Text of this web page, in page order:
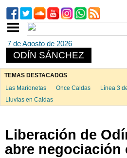
7 de Agosto de 2026
ODÍN SÁNCHEZ
TEMAS DESTACADOS
Las Marionetas
Once Caldas Línea 3
Lluvias en Caldas
Liberación de
abre negociación